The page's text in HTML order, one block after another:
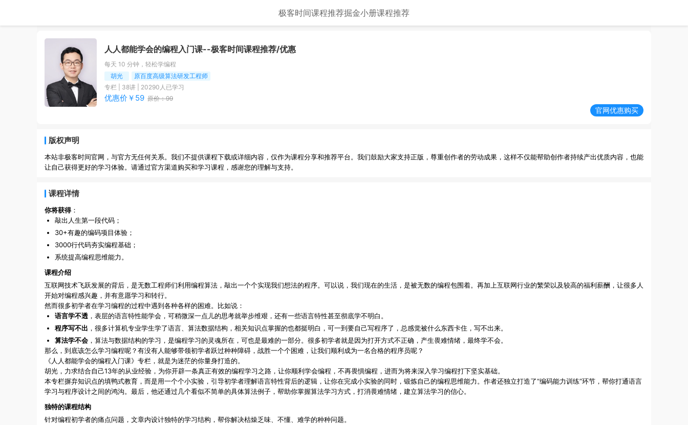
极客时间课程推荐掘金小册课程推荐
人人都能学会的编程入门课--极客时间课程推荐/优惠
每天 10 分钟，轻松学编程
胡光
原百度高级算法研发工程师
专栏
38讲 | 20290 人已学习
优惠价￥ 59 原价：99
官网优惠购买
版权声明
本站非极客时间官网，与官方无任何关系。我们不提供课程下载或详细内容，仅作为课程分享和推荐平台。我们鼓励大家支持正版，尊重创作者的劳动成果，这样不仅能帮助创作者持续产出优质内容，也能
让自己获得更好的学习体验。请通过官方渠道购买和学习课程，感谢您的理解与支持。
课程详情
你将获得：
敲出人生第一段代码；
30+有趣的编码项目体验；
3000行代码夯实编程基础；
系统提高编程思维能力。
课程介绍
互联网技术飞跃发展的背后，是无数工程师们利用编程算法，敲出一个个实现我们想法的程序。可以说，我们现在的生活，是被无数的编程包围着。再加上互联网行业的繁荣以及较高的福利薪酬，让很多人
开始对编程感兴趣，并有意愿学习和转行。
然而很多初学者在学习编程的过程中遇到各种各样的困难。比如说：
语言学不透 ，表层的语言特性能学会，可稍微深一点儿的思考就举步维艰，还有一些语言特性甚至彻底学不明白。
程序写不出 ，很多计算机专业学生学了语言、算法数据结构，相关知识点掌握的也都挺明白，可一到要自己写程序了，总感觉被什么东西卡住，写不出来。
算法学不会 ，算法与数据结构的学习，是编程学习的灵魂所在，可也是最难的一部分。很多初学者就是因为打开方式不正确，产生畏难情绪，最终学不会。
那么，到底该怎么学习编程呢？有没有人能够带领初学者跃过种种障碍，战胜一个个困难，让我们顺利成为一名合格的程序员呢？
《人人都能学会的编程入门课》专栏，就是为迷茫的你量身打造的。
胡光，力求结合自己13年的从业经验，为你开辟一条真正有效的编程学习之路，让你顺利学会编程，不再畏惧编程，进而为将来深入学习编程打下坚实基础。
本专栏摒弃知识点的填鸭式教育，而是用一个个小实验，引导初学者理解语言特性背后的逻辑，让你在完成小实验的同时，锻炼自己的编程思维能力。作者还独立打造了“编码能力训练”环节，帮你打通语言
学习与程序设计之间的鸿沟。最后，他还通过几个看似不简单的具体算法例子，帮助你掌握算法学习方式，打消畏难情绪，建立算法学习的信心。
独特的课程结构
针对编程初学者的痛点问题，文章内设计独特的学习结构，帮你解决枯燥乏味、不懂、难学的种种问题。